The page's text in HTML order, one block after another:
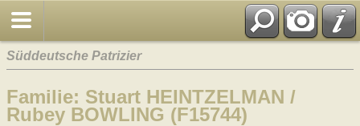
Süddeutsche Patrizier
Familie: Stuart HEINTZELMAN /
Rubey BOWLING (F15744)